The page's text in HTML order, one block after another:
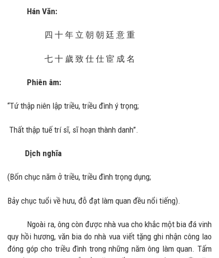
Hán Văn:
四 十 年 立 朝 朝 廷 意 重
七 十 歲 致 仕 仕 宦 成 名
Phiên âm:
“Tứ thập niên lập triều, triều đình ý trọng;
Thất thập tuế trí sĩ, sĩ hoạn thành danh”.
Dịch nghĩa
(Bốn chục năm ở triều, triều đình trọng dụng;
Bảy chục tuổi về hưu, đỗ đạt làm quan đều nổi tiếng).
Ngoài ra, ông còn được nhà vua cho khắc một bia đá vinh
quy hồi hương, văn bia do nhà vua viết tặng ghi nhận công lao
đóng góp cho triều đình trong những năm ông làm quan. Tấm